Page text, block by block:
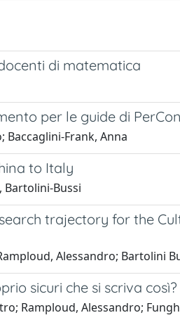
di matematica
per le guide di
Baccaglini-Frank, Anna
to Italy
Bartolini-Bussi
trajectory for the
Alessandro; Bartolini
sicuri che si scriva così?
Ramploud, Alessandro;